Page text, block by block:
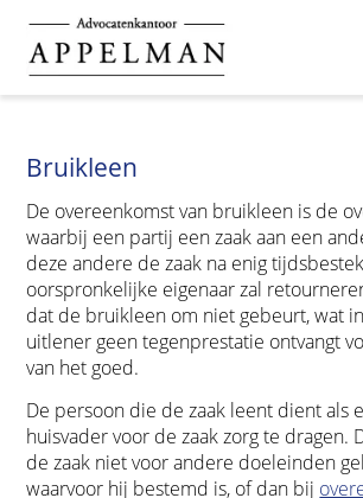
Bruikleen
De overeenkomst van bruikleen is de
waarbij een partij een zaak aan een
deze andere de zaak na enig
oorspronkelijke eigenaar zal
dat de bruikleen om niet gebeurt, wat
uitlener geen tegenprestatie ontvangt
van het goed.
De persoon die de zaak leent dient als
huisvader voor de zaak zorg te dragen.
de zaak niet voor andere doeleinden
waarvoor hij bestemd is, of dan bij